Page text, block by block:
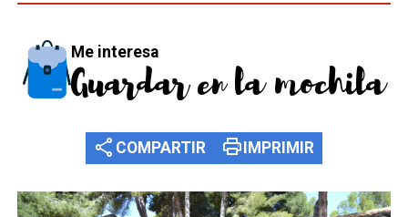
Me interesa
Guardar en la mochila
share COMPARTIR print IMPRIMIR